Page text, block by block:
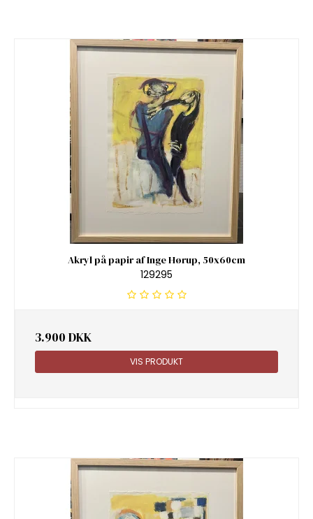
Akryl på papir af Inge Hørup, 50x60cm
129295
3.900 DKK
VIS PRODUKT